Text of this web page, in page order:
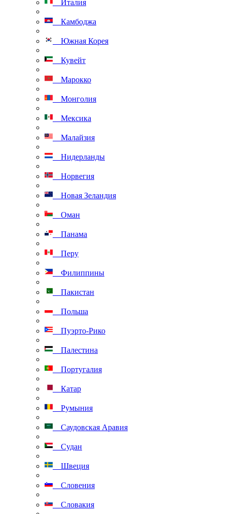
Италия
Камбоджа
Южная Корея
Кувейт
Марокко
Монголия
Мексика
Малайзия
Нидерланды
Норвегия
Новая Зеландия
Оман
Панама
Перу
Филиппины
Пакистан
Польша
Пуэрто-Рико
Палестина
Португалия
Катар
Румыния
Саудовская Аравия
Судан
Швеция
Словения
Словакия